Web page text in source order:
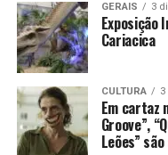
A narrativa acompanha
espalha rapidamente
quando um homem
trânsito. A partir daí, a
transforma
colocando à prova
moralidade e senso
GERAIS 3
Exposição
Cariacica
CULTURA 3
Em cartaz
Groove”,
Leões”